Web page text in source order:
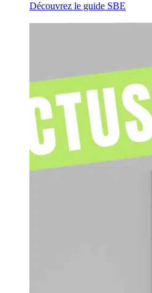
Découvrez le guide SBE